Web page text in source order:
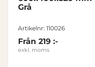
Grå
Artikelnr: 110026
Från 219 :-
exkl. moms